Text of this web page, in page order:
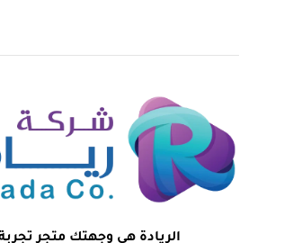
الريادة هي وجهتك متجر